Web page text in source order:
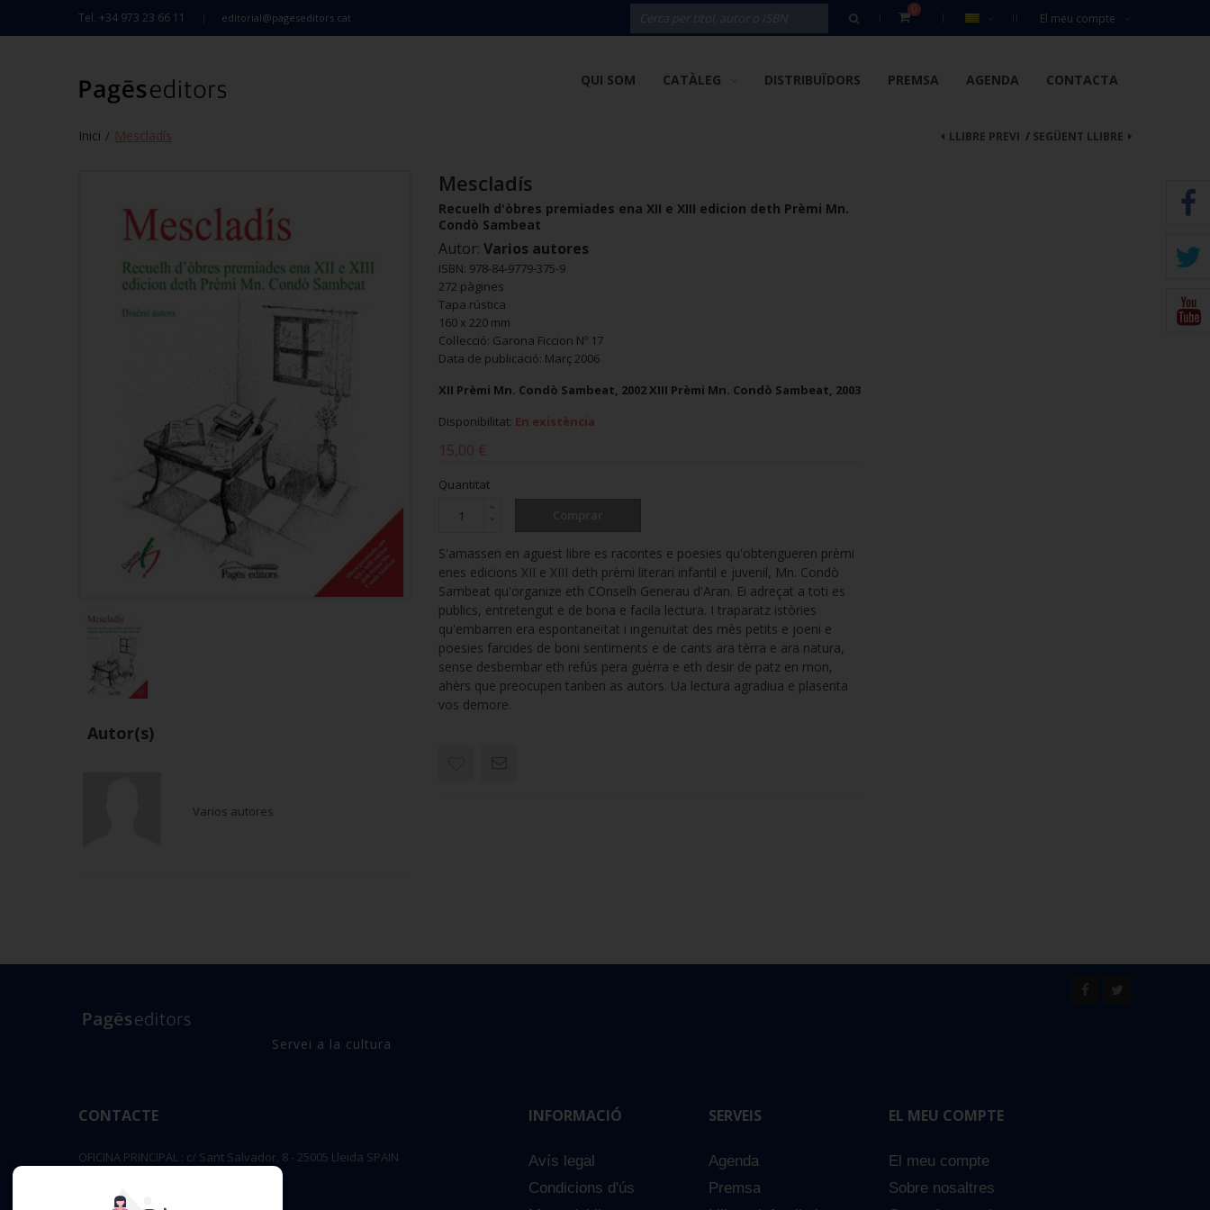
Tel. +34 973 23 66 11 editorial@pageseditors.cat El meu compte
0
QUI SOM CATÀLEG DISTRIBUÏDORS PREMSA AGENDA CONTACTA
Inici / Mescladís SEGÜENT LLIBRE
LLIBRE PREVI /
Autor(s)
Varios autores
Mescladís
Recuelh d'òbres premiades ena XII e XIII edicion deth Prèmi Mn.
Condò Sambeat
Autor: Varios autores
ISBN: 978-84-9779-375-9
272 pàgines
Tapa rústica
160 x 220 mm
Col·lecció: Garona Ficcion Nº 17
Data de publicació: Març 2006
XII Prèmi Mn. Condò Sambeat, 2002 XIII Prèmi Mn. Condò Sambeat, 2003
Disponibilitat: En existència
15,00 €
Quantitat
S'amassen en aguest libre es racontes e poesies qu'obtengueren prèmi
enes edicions XII e XIII deth prèmi literari infantil e juvenil, Mn. Condò
Sambeat qu'organize eth COnselh Generau d'Aran. Ei adreçat a toti es
publics, entretengut e de bona e facila lectura. I traparatz istòries
qu'embarren era espontaneïtat i ingenuïtat des mès petits e joeni e
poesies farcides de boni sentiments e de cants ara tèrra e ara natura,
sense desbembar eth refús pera guèrra e eth desir de patz en mon,
ahèrs que preocupen tanben as autors. Ua lectura agradiua e plasenta
vos demore.
Servei a la cultura
CONTACTE
OFICINA PRINCIPAL : c/ Sant Salvador, 8 - 25005 Lleida SPAIN
editorial@pageseditors.cat
INFORMACIÓ
Avís legal
Condicions d'ús
SERVEIS
Agenda
Premsa
EL MEU COMPTE
El meu compte
Sobre nosaltres